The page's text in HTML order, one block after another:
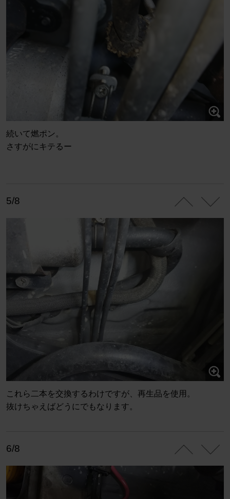
続いて燃ポン。
さすがにキテるー
5/8
これら二本を交換するわけですが、再生品を使用。
抜けちゃえばどうにでもなります。
6/8